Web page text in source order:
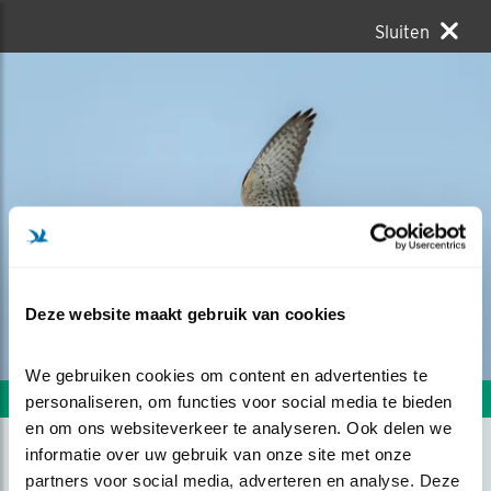
Deze website maakt gebruik van cookies
We gebruiken cookies om content en advertenties te
personaliseren, om functies voor social media te bieden
en om ons websiteverkeer te analyseren. Ook delen we
informatie over uw gebruik van onze site met onze
partners voor social media, adverteren en analyse. Deze
Sluiten
Volgende foto Vorige foto